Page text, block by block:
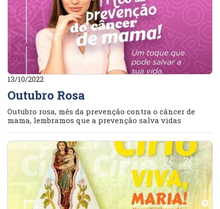
13/10/2022
Outubro Rosa
Outubro rosa, mês da prevenção contra o câncer de
mama, lembramos que a prevenção salva vidas